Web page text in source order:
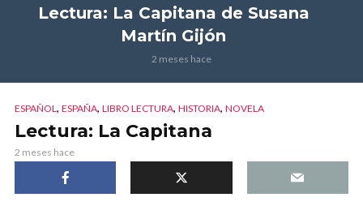
Lectura: La Capitana de Susana
Martín Gijón
2 meses hace
ESPAÑOL, ESPAÑA, LIBRO LECTURA, HISTORIA, NOVELA
Lectura: La Capitana
2 meses hace